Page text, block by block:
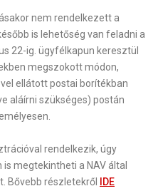
nem rendelkezett a
is lehetőség van feladni a
22-ig. ügyfélkapun keresztül
megszokott módon,
ellátott postai borítékban
aláírni szükséges) postán
rendelkezik, úgy
megtekintheti a NAV által
Bővebb részletekről
IDE